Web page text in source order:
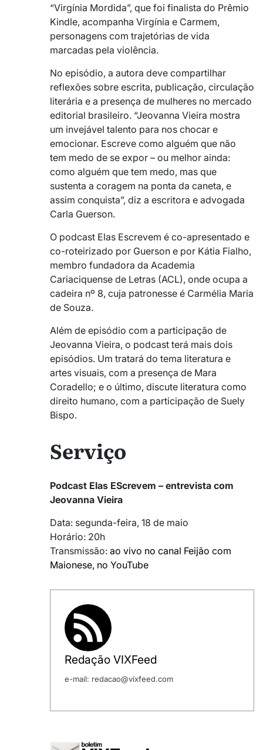
“Virgínia Mordida”, que foi finalista do Prêmio
Kindle, acompanha Virgínia e Carmem,
personagens com trajetórias de vida
marcadas pela violência.
No episódio, a autora deve compartilhar
reflexões sobre escrita, publicação, circulação
literária e a presença de mulheres no mercado
editorial brasileiro. “Jeovanna Vieira mostra
um invejável talento para nos chocar e
emocionar. Escreve como alguém que não
tem medo de se expor – ou melhor ainda:
como alguém que tem medo, mas que
sustenta a coragem na ponta da caneta, e
assim conquista”, diz a escritora e advogada
Carla Guerson.
O podcast Elas Escrevem é co-apresentado e
co-roteirizado por Guerson e por Kátia Fialho,
membro fundadora da Academia
Cariaciquense de Letras (ACL), onde ocupa a
cadeira nº 8, cuja patronesse é Carmélia Maria
de Souza.
Além de episódio com a participação de
Jeovanna Vieira, o podcast terá mais dois
episódios. Um tratará do tema literatura e
artes visuais, com a presença de Mara
Coradello; e o último, discute literatura como
direito humano, com a participação de Suely
Bispo.
Serviço
Podcast Elas EScrevem – entrevista com
Jeovanna Vieira
Data: segunda-feira, 18 de maio
Horário: 20h
Transmissão: ao vivo no canal Feijão com
Maionese, no YouTube
Redação VIXFeed
e-mail: redacao@vixfeed.com